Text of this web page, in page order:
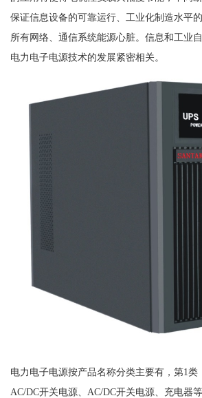
保证信息设备的可靠运行、工业化制造水平
所有网络、通信系统能源心脏。信息和工业
电力电子电源技术的发展紧密相关。
电力电子电源按产品名称分类主要有，第1类
AC/DC开关电源、AC/DC开关电源、充电器